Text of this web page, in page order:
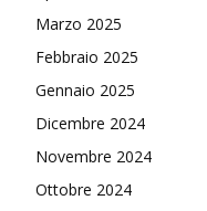
Marzo 2025
Febbraio 2025
Gennaio 2025
Dicembre 2024
Novembre 2024
Ottobre 2024